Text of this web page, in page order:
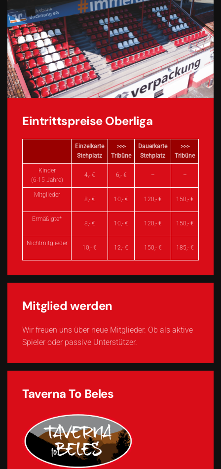
Eintrittspreise Oberliga
Einzelkarte
Stehplatz
>>>
Tribüne
Dauerkarte
Stehplatz
>>>
Tribüne
Kinder
(6-15 Jahre)
4,- € 6,- € – –
Mitglieder
8,- € 10,- € 120,- € 150,- €
Ermäßigte*
8,- € 10,- € 120,- € 150,- €
Nichtmitglieder
10,- € 12,- € 150,- € 185,- €
Mitglied werden
Wir freuen uns über neue Mitglieder. Ob als aktive
Spieler oder passive Unterstützer.
Taverna To Beles